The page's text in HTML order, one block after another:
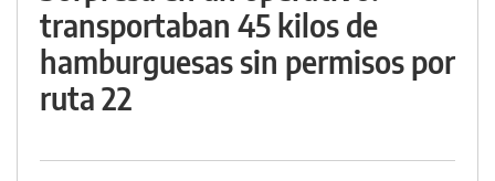
transportaban 45 kilos de
hamburguesas sin permisos por
ruta 22